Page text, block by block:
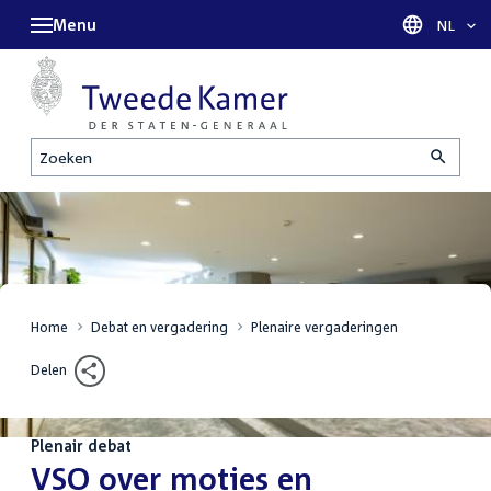
Zoeken
Menu Taal
NL
Home Debat en vergadering Plenaire vergaderingen
Delen
Plenair debat
:VSO over moties en